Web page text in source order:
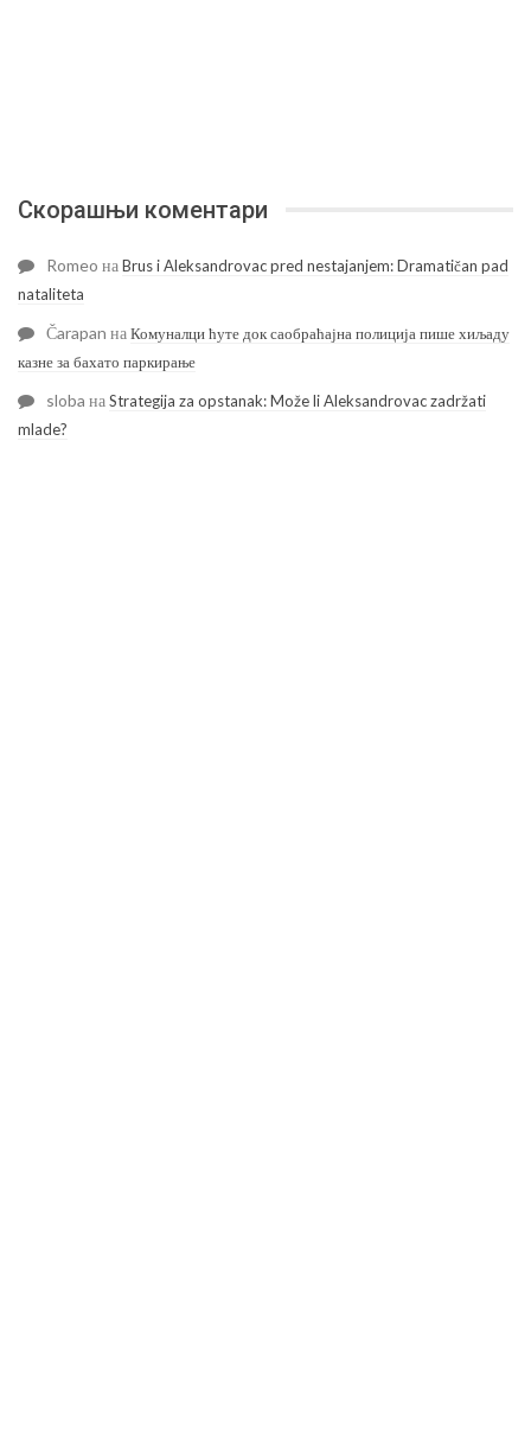
Скорашњи коментари
Romeo наBrus i Aleksandrovac pred nestajanjem: Dramatičan pad
nataliteta
Čarapan наКомуналци ћуте док саобраћајна полиција пише хиљаду
казне за бахато паркирање
sloba наStrategija za opstanak: Može li Aleksandrovac zadržati
mlade?